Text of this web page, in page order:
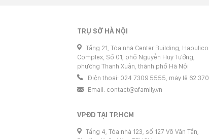
TRỤ SỞ HÀ NỘI
Tầng 21, Tòa nhà Center Building, Hapulico
Complex, Số 01, phố Nguyễn Huy Tưởng,
phường Thanh Xuân, thành phố Hà Nội
Điện thoại: 024 7309 5555, máy lẻ 62.370
Email: contact@afamily.vn
VPĐD TẠI TP.HCM
Tầng 4, Tòa nhà 123, số 127 Võ Văn Tần,